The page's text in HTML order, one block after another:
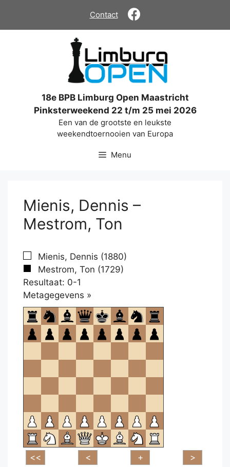
de
Contact
18e BPB Limburg Open Maastricht
Pinksterweekend 22 t/m 25 mei 2026
Een van de grootste en leukste
weekendtoernooien van Europa
Menu
Mienis, Dennis –
Mestrom, Ton
Mienis, Dennis (1880)
Mestrom, Ton (1729)
Resultaat: 0-1
Metagegevens »
om
te
openen.